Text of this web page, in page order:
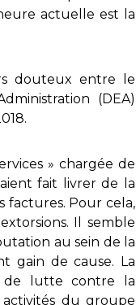
actuelle est la
douteux entre le
(DEA)
» chargée de
fait livrer de la
factures. Pour cela,
Il semble
au sein de la
gain de cause. La
de lutte contre la
du groupe